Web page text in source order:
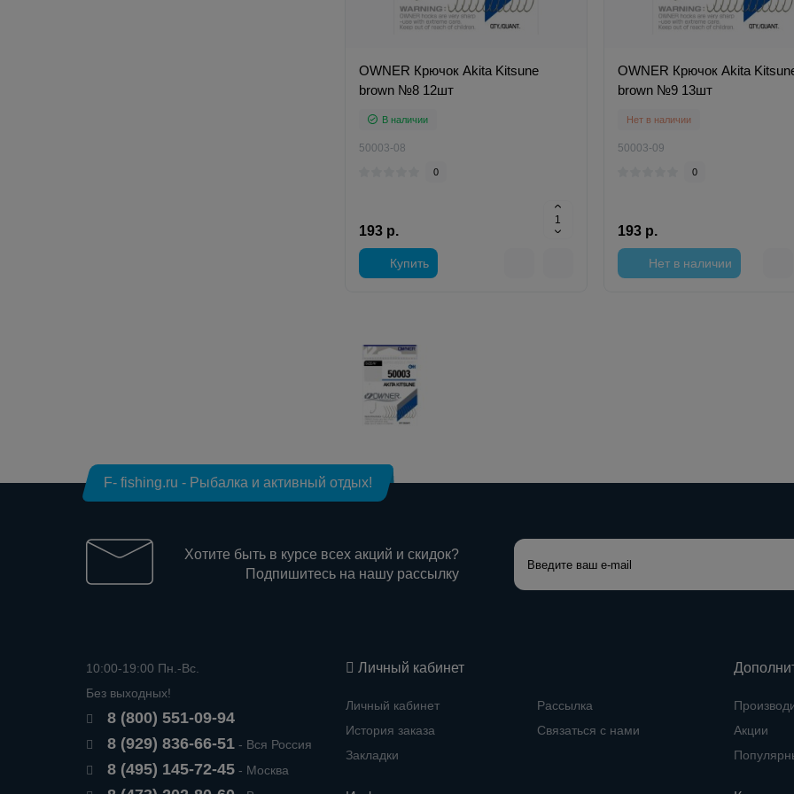
OWNER Крючок Akita Kitsune
brown №8 12шт
В наличии
50003-08
0
193 р.
Купить
OWNER Крючок Akita
brown №9 13шт
Нет в наличии
50003-09
0
193 р.
Нет в наличии
F- fishing.ru - Рыбалка и активный отдых!
Хотите быть в курсе всех акций и скидок?
Подпишитесь на нашу рассылку
10:00-19:00 Пн.-Вс.
Без выходных!
8 (800) 551-09-94
8 (929) 836-66-51 - Вся Россия
8 (495) 145-72-45 - Москва
Личный кабинет
Личный кабинет
История заказа
Закладки
Рассылка
Связаться с нами
Акции